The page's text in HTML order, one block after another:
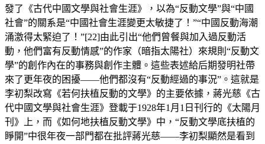
發了《古代中國文學與社會生涯》，以為“反動文學”與“中國
社會”的關系是“中國社會生涯變更太敏捷了！”“中國反動海潮
涌激得太緊迫了！”[22]由此引出“他們曾餐與加入過反動活
動，他們富有反動情感”的作家（暗指太陽社）來規則“反動文
學”的創作內在的事務與創作主體。這些表述給后期發明社帶
來了更年夜的困擾——他們都沒有“反動經過的事況”。這就是
李初梨改寫《若何扶植反動的文學》的主要依據，蔣光慈《古
代中國文學與社會生涯》登載于1928年1月1日刊行的《太陽月
刊》上，而《如何地扶植反動文學》中，“反動文學底扶植的
睜開”中很年夜一部門都在批評蔣光慈——李初梨顯然是看到